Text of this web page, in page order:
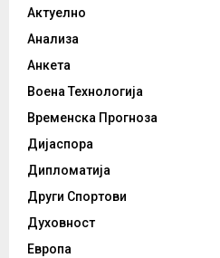
Актуелно
Анализа
Анкета
Воена Технологија
Временска Прогноза
Дијаспора
Дипломатија
Други Спортови
Духовност
Европа